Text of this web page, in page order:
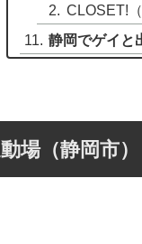
CLOSET!
静岡でゲイと
場（静岡市）